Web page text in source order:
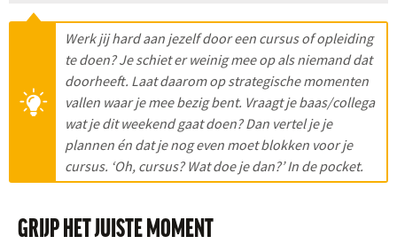
Werk jij hard aan jezelf door een cursus of opleiding
te doen? Je schiet er weinig mee op als niemand dat
doorheeft. Laat daarom op strategische momenten
vallen waar je mee bezig bent. Vraagt je baas/collega
wat je dit weekend gaat doen? Dan vertel je je
plannen én dat je nog even moet blokken voor je
cursus. ‘Oh, cursus? Wat doe je dan?’ In de pocket.
GRIJP HET JUISTE MOMENT